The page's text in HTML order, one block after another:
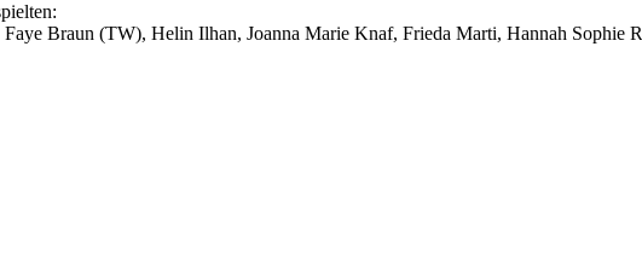
Braun (TW), Helin Ilhan, Joanna Marie Knaf, Frieda Marti, Hannah Sophie